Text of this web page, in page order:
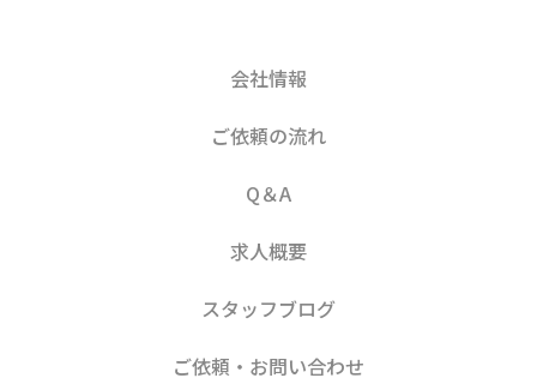
会社情報
ご依頼の流れ
Q＆A
求人概要
スタッフブログ
ご依頼・お問い合わせ